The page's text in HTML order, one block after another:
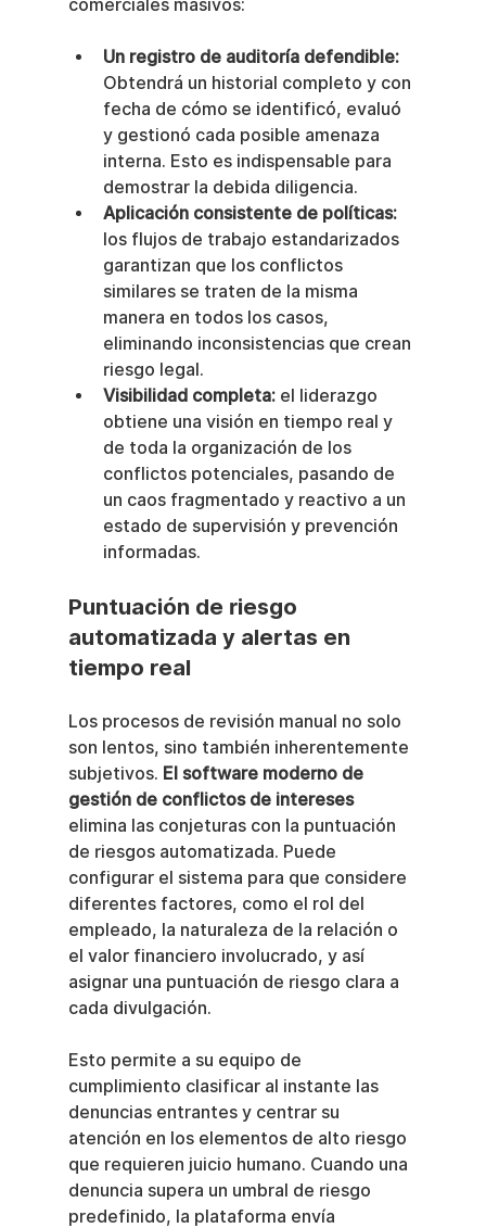
comerciales masivos:
Un registro de auditoría defendible:
Obtendrá un historial completo y con
fecha de cómo se identificó, evaluó
y gestionó cada posible amenaza
interna. Esto es indispensable para
demostrar la debida diligencia.
Aplicación consistente de políticas:
los flujos de trabajo estandarizados
garantizan que los conflictos
similares se traten de la misma
manera en todos los casos,
eliminando inconsistencias que crean
riesgo legal.
Visibilidad completa: el liderazgo
obtiene una visión en tiempo real y
de toda la organización de los
conflictos potenciales, pasando de
un caos fragmentado y reactivo a un
estado de supervisión y prevención
informadas.
Puntuación de riesgo
automatizada y alertas en
tiempo real
Los procesos de revisión manual no solo
son lentos, sino también inherentemente
subjetivos. El software moderno de
gestión de conflictos de intereses
elimina las conjeturas con la puntuación
de riesgos automatizada. Puede
configurar el sistema para que considere
diferentes factores, como el rol del
empleado, la naturaleza de la relación o
el valor financiero involucrado, y así
asignar una puntuación de riesgo clara a
cada divulgación.
Esto permite a su equipo de
cumplimiento clasificar al instante las
denuncias entrantes y centrar su
atención en los elementos de alto riesgo
que requieren juicio humano. Cuando una
denuncia supera un umbral de riesgo
predefinido, la plataforma envía